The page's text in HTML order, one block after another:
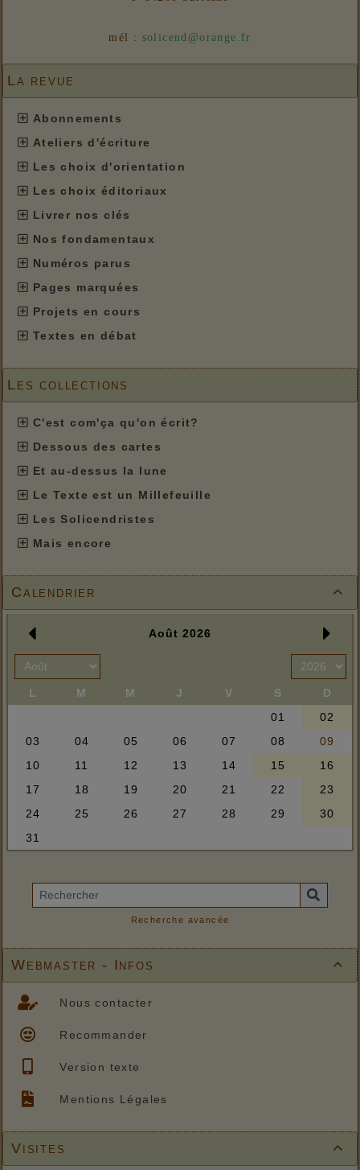
mél : solicend@orange.fr
La revue
Abonnements
Ateliers d'écriture
Les choix d'orientation
Les choix éditoriaux
Livrer nos clés
Nos fondamentaux
Numéros parus
Pages marquées
Projets en cours
Textes en débat
Les collections
C'est com'ça qu'on écrit?
Dessous des cartes
Et au-dessus la lune
Le Texte est un Millefeuille
Les Solicendristes
Mais encore

Calendrier
Recherche avancée

Webmaster - Infos
Nous contacter
Recommander
Version texte
Mentions Légales

Visites